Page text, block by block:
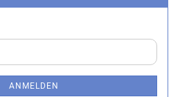
ANMELDEN